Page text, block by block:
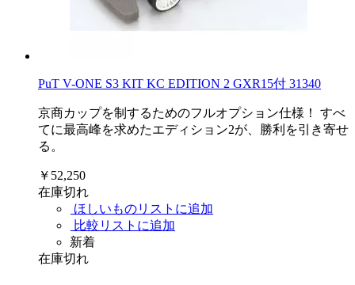
PuT V-ONE S3 KIT KC EDITION 2 GXR15付 31340
京商カップを制するためのフルオプション仕様！ すべ
てに最高峰を求めたエディション2が、勝利を引き寄せ
る。
￥52,250
在庫切れ
ほしいものリストに追加
比較リストに追加
新着
在庫切れ